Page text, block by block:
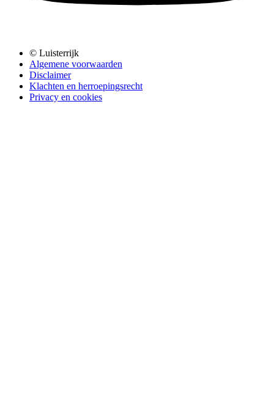
© Luisterrijk
Algemene voorwaarden
Disclaimer
Klachten en herroepingsrecht
Privacy en cookies